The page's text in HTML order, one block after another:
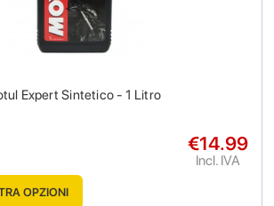
Expert Sintetico - 1 Litro
€14.99
Incl. IVA
OPZIONI